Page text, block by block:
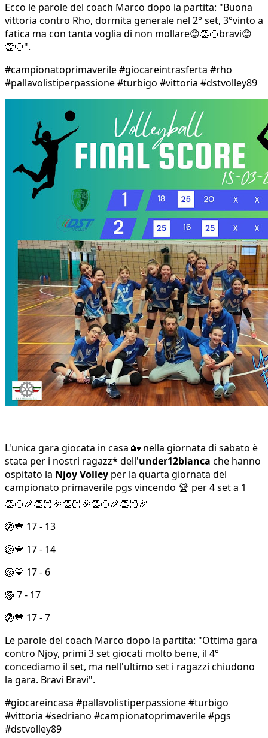
Ecco le parole del coach Marco dopo la partita: "Buona
vittoria contro Rho, dormita generale nel 2° set, 3°vinto a
fatica ma con tanta voglia di non mollare😊👏🏻bravi😊
👏🏻".
#campionatoprimaverile #giocareintrasferta #rho
#pallavolistiperpassione #turbigo #vittoria #dstvolley89
L'unica gara giocata in casa 🏡 nella giornata di sabato è
stata per i nostri ragazz* dell'under12bianca che hanno
ospitato la Njoy Volley per la quarta giornata del
campionato primaverile pgs vincendo 🏆 per 4 set a 1
👏🏻🎉👏🏻🎉👏🏻🎉👏🏻🎉👏🏻🎉
🏐💙 17 - 13
🏐💙 17 - 14
🏐💙 17 - 6
🏐 7 - 17
🏐💙 17 - 7
Le parole del coach Marco dopo la partita: "Ottima gara
contro Njoy, primi 3 set giocati molto bene, il 4°
concediamo il set, ma nell'ultimo set i ragazzi chiudono
la gara. Bravi Bravi".
#giocareincasa #pallavolistiperpassione #turbigo
#vittoria #sedriano #campionatoprimaverile #pgs
#dstvolley89